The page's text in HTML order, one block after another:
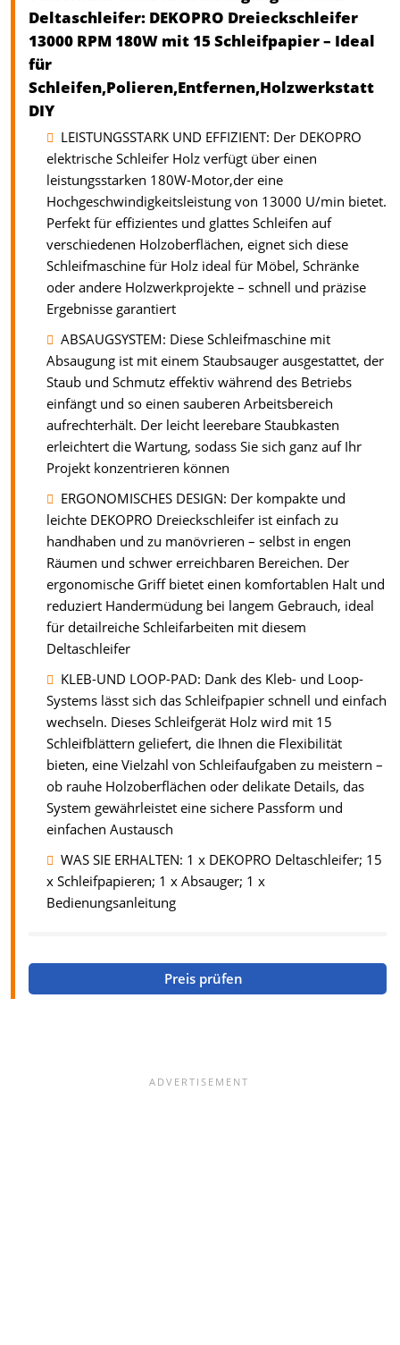
Deltaschleifer: DEKOPRO Dreieckschleifer
13000 RPM 180W mit 15 Schleifpapier – Ideal
für
Schleifen,Polieren,Entfernen,Holzwerkstatt
DIY
LEISTUNGSSTARK UND EFFIZIENT: Der DEKOPRO
elektrische Schleifer Holz verfügt über einen
leistungsstarken 180W-Motor,der eine
Hochgeschwindigkeitsleistung von 13000 U/min bietet.
Perfekt für effizientes und glattes Schleifen auf
verschiedenen Holzoberflächen, eignet sich diese
Schleifmaschine für Holz ideal für Möbel, Schränke
oder andere Holzwerkprojekte – schnell und präzise
Ergebnisse garantiert
ABSAUGSYSTEM: Diese Schleifmaschine mit
Absaugung ist mit einem Staubsauger ausgestattet, der
Staub und Schmutz effektiv während des Betriebs
einfängt und so einen sauberen Arbeitsbereich
aufrechterhält. Der leicht leerebare Staubkasten
erleichtert die Wartung, sodass Sie sich ganz auf Ihr
Projekt konzentrieren können
ERGONOMISCHES DESIGN: Der kompakte und
leichte DEKOPRO Dreieckschleifer ist einfach zu
handhaben und zu manövrieren – selbst in engen
Räumen und schwer erreichbaren Bereichen. Der
ergonomische Griff bietet einen komfortablen Halt und
reduziert Handermüdung bei langem Gebrauch, ideal
für detailreiche Schleifarbeiten mit diesem
Deltaschleifer
KLEB-UND LOOP-PAD: Dank des Kleb- und Loop-
Systems lässt sich das Schleifpapier schnell und einfach
wechseln. Dieses Schleifgerät Holz wird mit 15
Schleifblättern geliefert, die Ihnen die Flexibilität
bieten, eine Vielzahl von Schleifaufgaben zu meistern –
ob rauhe Holzoberflächen oder delikate Details, das
System gewährleistet eine sichere Passform und
einfachen Austausch
WAS SIE ERHALTEN: 1 x DEKOPRO Deltaschleifer; 15
x Schleifpapieren; 1 x Absauger; 1 x
Bedienungsanleitung
Preis prüfen